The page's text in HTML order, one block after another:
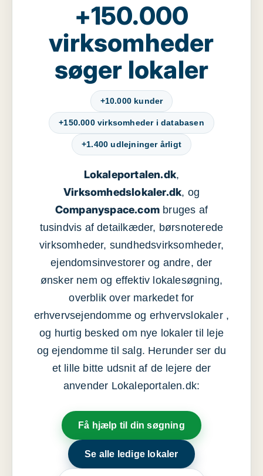
+150.000
virksomheder
søger lokaler
+10.000 kunder
+150.000 virksomheder i databasen
+1.400 udlejninger årligt
Lokaleportalen.dk,
Virksomhedslokaler.dk, og
Companyspace.com bruges af
tusindvis af detailkæder, børsnoterede
virksomheder, sundhedsvirksomheder,
ejendomsinvestorer og andre, der
ønsker nem og effektiv lokalesøgning,
overblik over markedet for
erhvervsejendomme og erhvervslokaler ,
og hurtig besked om nye lokaler til leje
og ejendomme til salg. Herunder ser du
et lille bitte udsnit af de lejere der
anvender Lokaleportalen.dk:
Få hjælp til din søgning
Se alle ledige lokaler